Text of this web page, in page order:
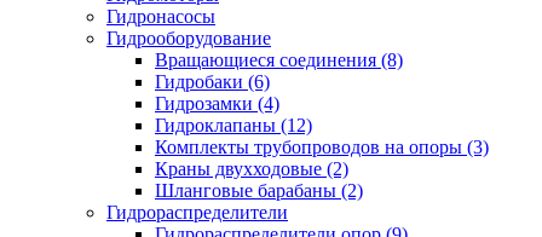
Гидронасосы
Гидрооборудование
Вращающиеся соединения (8)
Гидробаки (6)
Гидрозамки (4)
Гидроклапаны (12)
Комплекты трубопроводов на опоры (3)
Краны двухходовые (2)
Шланговые барабаны (2)
Гидрораспределители